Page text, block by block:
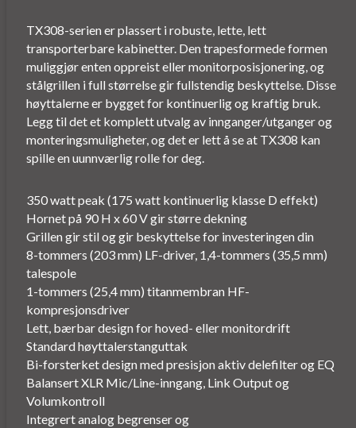
TX308-serien er plassert i robuste, lette, lett
transporterbare kabinetter. Den trapesformede formen
muliggjør enten oppreist eller monitorposisjonering, og
stålgrillen i full størrelse gir fullstendig beskyttelse. Disse
høyttalerne er bygget for kontinuerlig og kraftig bruk.
Legg til det et komplett utvalg av innganger/utganger og
monteringsmuligheter, og det er lett å se at TX308 kan
spille en uunnværlig rolle for deg.
350 watt peak (175 watt kontinuerlig klasse D effekt)
Hornet på 90 H x 60 V gir større dekning
Grillen gir stil og gir beskyttelse for investeringen din
8-tommers (203 mm) LF-driver, 1,4-tommers (35,5 mm)
talespole
1-tommers (25,4 mm) titanmembran HF-
kompresjonsdriver
Lett, bærbar design for hoved- eller monitordrift
Standard høyttalerstanguttak
Bi-forsterket design med presisjon aktiv delefilter og EQ
Balansert XLR Mic/Line-inngang, Link Output og
Volumkontroll
Integrert analog begrenser og